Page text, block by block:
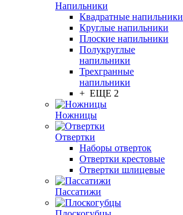
Напильники
Квадратные напильники
Круглые напильники
Плоские напильники
Полукруглые
напильники
Трехгранные
напильники
+ ЕЩЕ 2
Ножницы
Отвертки
Наборы отверток
Отвертки крестовые
Отвертки шлицевые
Пассатижи